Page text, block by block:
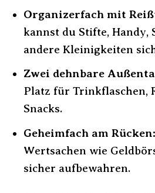
Organizerfach mit
kannst du Stifte, Handy,
andere Kleinigkeiten
Zwei dehnbare
Platz für Trinkflaschen,
Snacks.
Geheimfach am Rücken:
Wertsachen wie
sicher aufbewahren.